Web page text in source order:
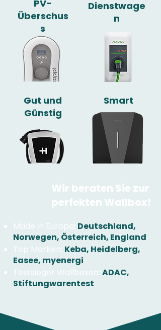
PV-
Überschus
s
Dienstwage
n
Gut und
Günstig
Smart
Wir beraten Sie zur
perfekten Wallbox!
Made in Europa: Deutschland,
Norwegen, Österreich, England
Top Marken: Keba, Heidelberg,
Easee, myenergi
Testsieger Wallboxen:ADAC,
Stiftungwarentest